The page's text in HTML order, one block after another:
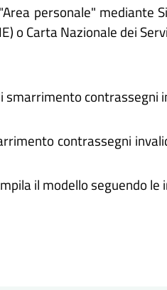
personale" mediante
o Carta Nazionale dei
contrassegni
contrassegni
il modello seguendo le